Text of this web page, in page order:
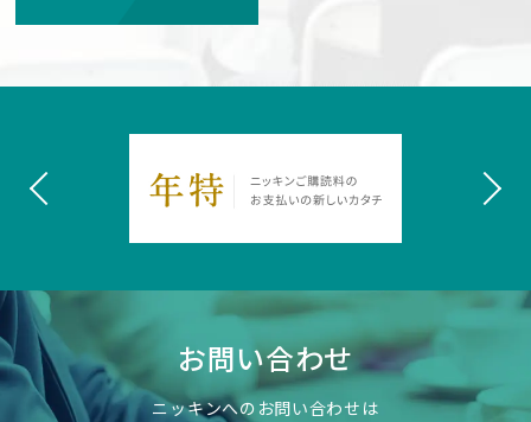
お問い合わせ
ニッキンへのお問い合わせは